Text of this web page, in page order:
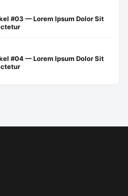
#03 — Lorem Ipsum Dolor Sit
#04 — Lorem Ipsum Dolor Sit